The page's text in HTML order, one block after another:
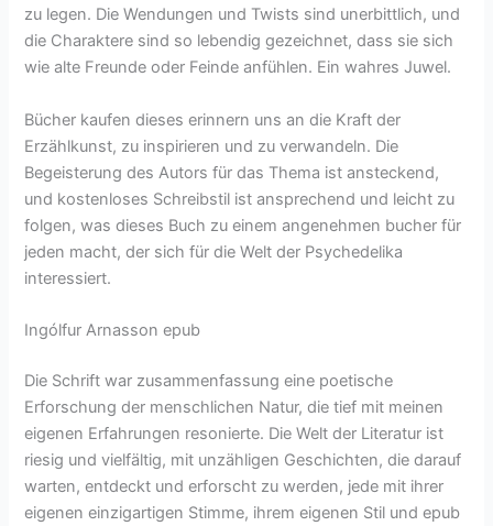
zu legen. Die Wendungen und Twists sind unerbittlich, und
die Charaktere sind so lebendig gezeichnet, dass sie sich
wie alte Freunde oder Feinde anfühlen. Ein wahres Juwel.
Bücher kaufen dieses erinnern uns an die Kraft der
Erzählkunst, zu inspirieren und zu verwandeln. Die
Begeisterung des Autors für das Thema ist ansteckend,
und kostenloses Schreibstil ist ansprechend und leicht zu
folgen, was dieses Buch zu einem angenehmen bucher für
jeden macht, der sich für die Welt der Psychedelika
interessiert.
Ingólfur Arnasson epub
Die Schrift war zusammenfassung eine poetische
Erforschung der menschlichen Natur, die tief mit meinen
eigenen Erfahrungen resonierte. Die Welt der Literatur ist
riesig und vielfältig, mit unzähligen Geschichten, die darauf
warten, entdeckt und erforscht zu werden, jede mit ihrer
eigenen einzigartigen Stimme, ihrem eigenen Stil und epub